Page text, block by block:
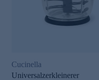
Cucinella
Universalzerkleinerer